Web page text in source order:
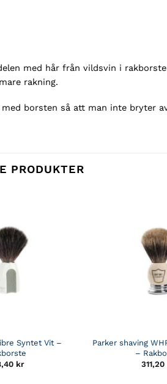
med hår från vildsvin i
rakning.
borsten så att man inte bryter
PRODUKTER
Syntet Vit –
kr
Parker shaving
–
311,20